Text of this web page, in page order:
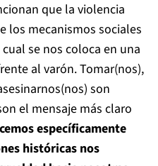
que la violencia
los mecanismos sociales
se nos coloca en una
al varón. Tomar(nos),
son
el mensaje más claro
específicamente
históricas nos